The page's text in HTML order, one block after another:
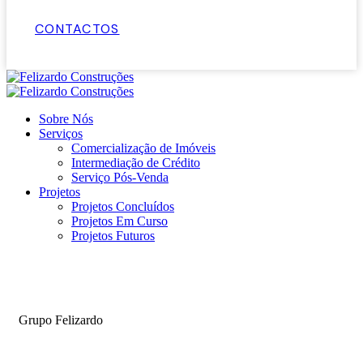
CONTACTOS
Sobre Nós
Serviços
Comercialização de Imóveis
Intermediação de Crédito
Serviço Pós-Venda
Projetos
Projetos Concluídos
Projetos Em Curso
Projetos Futuros
Grupo Felizardo